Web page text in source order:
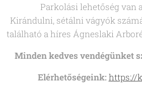
Parkolási lehetőség van
Kirándulni, sétálni vágyók
található a híres Ágneslaki
Minden kedves vendégünket
Elérhetőségeink: https://